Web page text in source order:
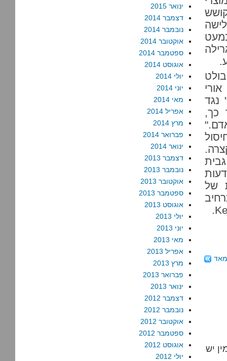
נגד
כך,
של
יש
ינואר 2015
דצמבר 2014
נובמבר 2014
אוקטובר 2014
ספטמבר 2014
אוגוסט 2014
יולי 2014
יוני 2014
מאי 2014
אפריל 2014
מרץ 2014
פברואר 2014
ינואר 2014
דצמבר 2013
נובמבר 2013
אוקטובר 2013
ספטמבר 2013
אוגוסט 2013
יולי 2013
יוני 2013
מאי 2013
אפריל 2013
מרץ 2013
פברואר 2013
ינואר 2013
דצמבר 2012
נובמבר 2012
אוקטובר 2012
ספטמבר 2012
אוגוסט 2012
יולי 2012